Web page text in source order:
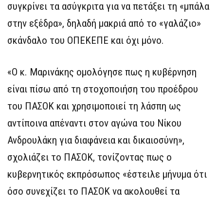
συγκρίνει τα ασύγκριτα για να πετάξει τη «μπάλα
στην εξέδρα», δηλαδή μακριά από το «γαλάζιο»
σκάνδαλο του ΟΠΕΚΕΠΕ και όχι μόνο.
«Ο κ. Μαρινάκης ομολόγησε πως η κυβέρνηση
είναι πίσω από τη στοχοποιήση του προέδρου
του ΠΑΣΟΚ και χρησιμοποιεί τη λάσπη ως
αντίποινα απέναντι στον αγώνα του Νίκου
Ανδρουλάκη για διαφάνεια και δικαιοσύνη»,
σχολιάζει το ΠΑΣΟΚ, τονίζοντας πως ο
κυβερνητικός εκπρόσωπος «έστειλε μήνυμα ότι
όσο συνεχίζει το ΠΑΣΟΚ να ακολουθεί τα